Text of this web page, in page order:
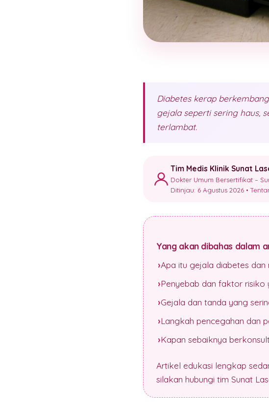
Diabetes kerap
gejala seperti sering haus,
terlambat.
Tim Medis Klinik Sunat
Dokter Umum Bersertifikat –
Ditinjau: 6 Agustus 2026 •
Yang akan dibahas dalam
Apa itu gejala diabetes
Penyebab dan faktor risiko
Gejala dan tanda yang
Langkah pencegahan dan
Kapan sebaiknya
Artikel edukasi lengkap
silakan hubungi tim Sunat